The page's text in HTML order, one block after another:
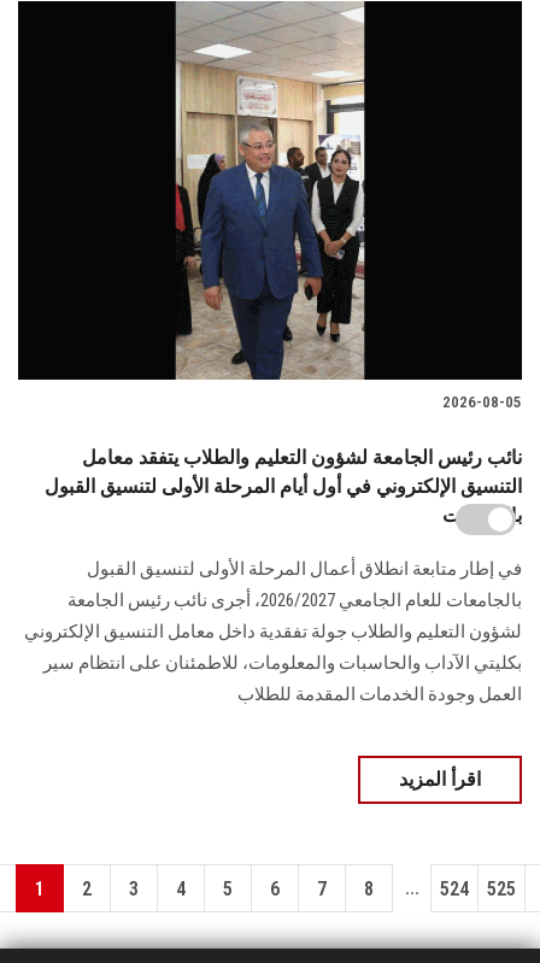
2026-08-05
نائب رئيس الجامعة لشؤون التعليم والطلاب يتفقد معامل
التنسيق الإلكتروني في أول أيام المرحلة الأولى لتنسيق القبول
بالجامعات
في إطار متابعة انطلاق أعمال المرحلة الأولى لتنسيق القبول
بالجامعات للعام الجامعي 2026/2027، أجرى نائب رئيس الجامعة
لشؤون التعليم والطلاب جولة تفقدية داخل معامل التنسيق الإلكتروني
بكليتي الآداب والحاسبات والمعلومات، للاطمئنان على انتظام سير
العمل وجودة الخدمات المقدمة للطلاب
اقرأ المزيد
1 2 3 4 5 6 7 8 ... 524 525